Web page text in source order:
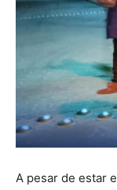
A pesar de estar